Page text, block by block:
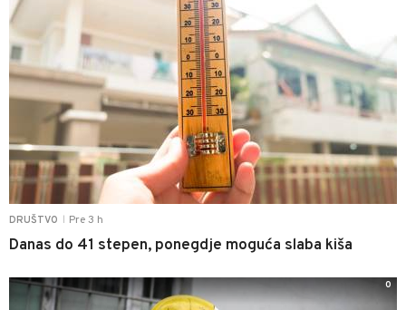
DRUŠTVO Pre 3 h
Danas do 41 stepen, ponegdje moguća slaba kiša
0